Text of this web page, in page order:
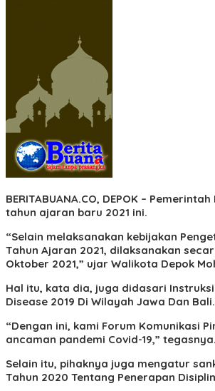
BERITABUANA.CO, DEPOK –
tahun ajaran baru 2021 ini.
“Selain melaksanakan kebijakan
Tahun Ajaran 2021, dilaksanakan
Oktober 2021,” ujar Walikota Depok
Hal itu, kata dia, juga didasari
Disease 2019 Di Wilayah Jawa Dan Bali.
“Dengan ini, kami Forum Komunikasi
ancaman pandemi Covid-19,” tegasnya.
Selain itu, pihaknya juga mengatur
Tahun 2020 Tentang Penerapan